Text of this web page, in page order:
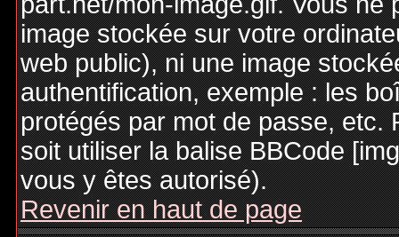
image stockée sur votre
web public), ni une image
authentification, exemple : les
protégés par mot de passe, etc.
soit utiliser la balise BBCode
vous y êtes autorisé).
Revenir en haut de page